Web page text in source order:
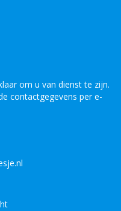
om u van dienst te zijn.
contactgegevens per e-